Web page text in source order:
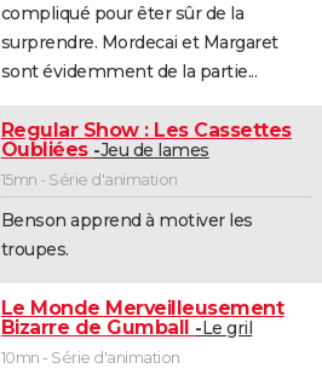
compliqué pour êter sûr de la
surprendre. Mordecai et Margaret
sont évidemment de la partie...
Regular Show : Les Cassettes
Oubliées Jeu de lames
15mn - Série d'animation
Benson apprend à motiver les
troupes.
Le Monde Merveilleusement
Bizarre de Gumball
Le gril
10mn - Série d'animation